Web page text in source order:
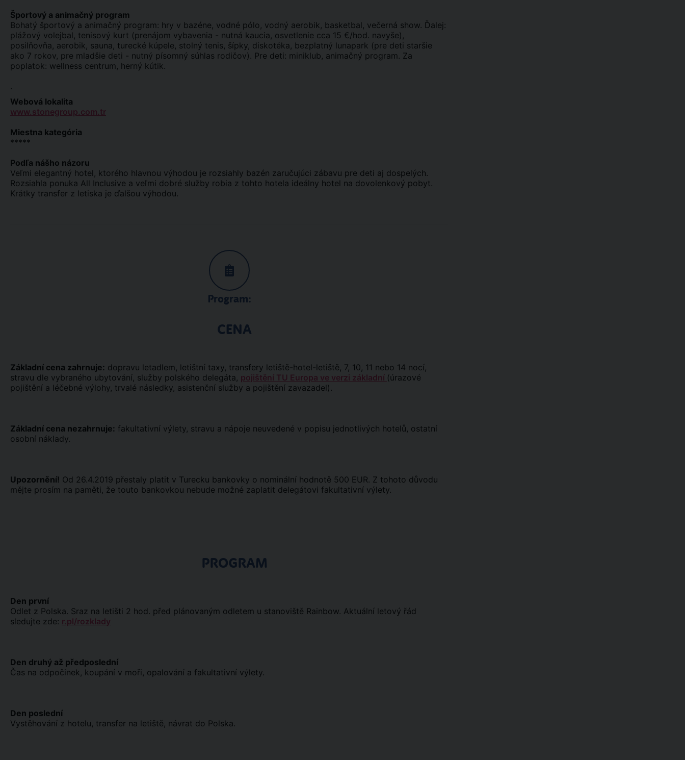
Športový a animačný program
Bohatý športový a animačný program: hry v bazéne, vodné pólo, vodný aerobik, basketbal, večerná show. Ďalej:
plážový volejbal, tenisový kurt (prenájom vybavenia - nutná kaucia, osvetlenie cca 15 €/hod. navyše),
posilňovňa, aerobik, sauna, turecké kúpele, stolný tenis, šípky, diskotéka, bezplatný lunapark (pre deti staršie
ako 7 rokov, pre mladšie deti - nutný písomný súhlas rodičov). Pre deti: miniklub, animačný program. Za
poplatok: wellness centrum, herný kútik.
.
Webová lokalita
www.stonegroup.com.tr
Miestna kategória
*****
Podľa nášho názoru
Veľmi elegantný hotel, ktorého hlavnou výhodou je rozsiahly bazén zaručujúci zábavu pre deti aj dospelých.
Rozsiahla ponuka All Inclusive a veľmi dobré služby robia z tohto hotela ideálny hotel na dovolenkový pobyt.
Krátky transfer z letiska je ďalšou výhodou.
Program:
CENA
Základní cena zahrnuje: dopravu letadlem, letištní taxy, transfery letiště-hotel-letiště, 7, 10, 11 nebo 14 nocí,
stravu dle vybraného ubytování, služby polského delegáta, pojištění TU Europa ve verzi základní (úrazové
pojištění a léčebné výlohy, trvalé následky, asistenční služby a pojištění zavazadel).
Základní cena nezahrnuje: fakultativní výlety, stravu a nápoje neuvedené v popisu jednotlivých hotelů, ostatní
osobní náklady.
Upozornění! Od 26.4.2019 přestaly platit v Turecku bankovky o nominální hodnotě 500 EUR. Z tohoto důvodu
mějte prosím na paměti, že touto bankovkou nebude možné zaplatit delegátovi fakultativní výlety.
PROGRAM
Den první
Odlet z Polska. Sraz na letišti 2 hod. před plánovaným odletem u stanoviště Rainbow. Aktuální letový řád
sledujte zde: r.pl/rozklady
Den druhý až předposlední
Čas na odpočinek, koupání v moři, opalování a fakultativní výlety.
Den poslední
Vystěhování z hotelu, transfer na letiště, návrat do Polska.